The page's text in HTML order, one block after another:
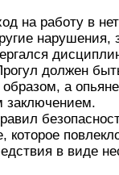
на работу в
нарушения,
должен
а
заключением.
которое
в виде